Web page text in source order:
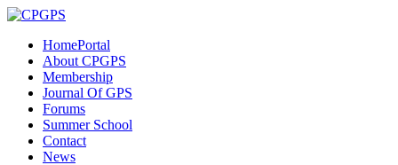
HomePortal
About CPGPS
Membership
Journal Of GPS
Forums
Summer School
Contact
News